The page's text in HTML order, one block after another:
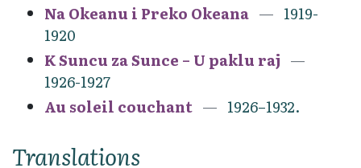
Na Okeanu i Preko Okeana
1919-
1920
K Suncu za Sunce – U paklu raj
1926-1927
Au soleil couchant
1926–1932.
Translations